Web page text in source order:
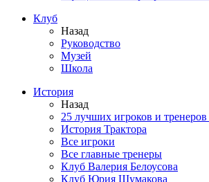
Клуб
Назад
Руководство
Музей
Школа
История
Назад
25 лучших игроков и
История Трактора
Все игроки
Все главные тренеры
Клуб Валерия Белоусова
Клуб Юрия Шумакова